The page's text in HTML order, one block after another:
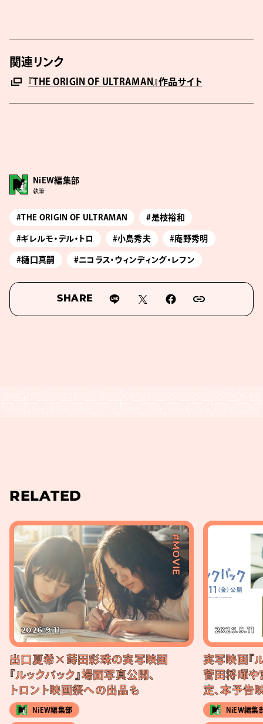
関連リンク
『THE ORIGIN OF ULTRAMAN』作品サイト
NiEW編集部
執筆
#THE ORIGIN OF ULTRAMAN #是枝裕和
#ギレルモ・デル・トロ #小島秀夫 #庵野秀明
#樋口真嗣 #ニコラス・ウィンディング・レフン
SHARE
RELATED
#MOVIE
2026.9.11
出口夏希×蒔田彩珠の実写映画
『ルックバック』場面写真公開、
トロント映画祭への出品も
NiEW編集部
2026.9.11
実写映画『
菅田将暉や
定、本予告
NiEW編集